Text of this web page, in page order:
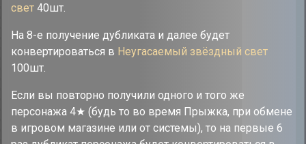
свет 40шт.
На 8-е получение дубликата и далее будет
конвертироваться в Неугасаемый звёздный свет
100шт.
Если вы повторно получили одного и того же
персонажа 4★ (будь то во время Прыжка, при обмене
в игровом магазине или от системы), то на первые 6